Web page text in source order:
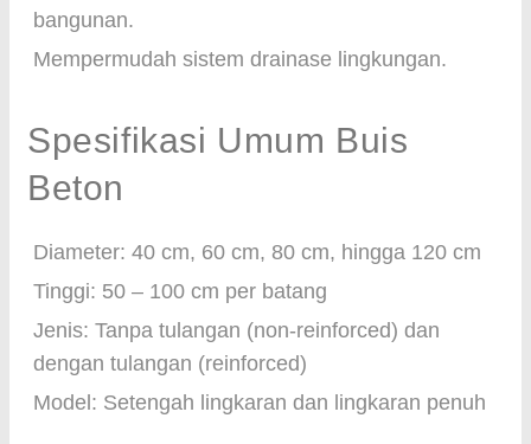
bangunan.
Mempermudah sistem drainase lingkungan.
Spesifikasi Umum Buis
Beton
Diameter: 40 cm, 60 cm, 80 cm, hingga 120 cm
Tinggi: 50 – 100 cm per batang
Jenis: Tanpa tulangan (non-reinforced) dan
dengan tulangan (reinforced)
Model: Setengah lingkaran dan lingkaran penuh